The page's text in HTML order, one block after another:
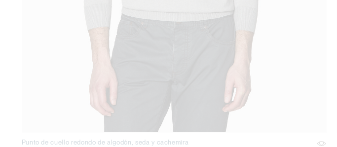
Punto de cuello redondo de algodón, seda y cachemira